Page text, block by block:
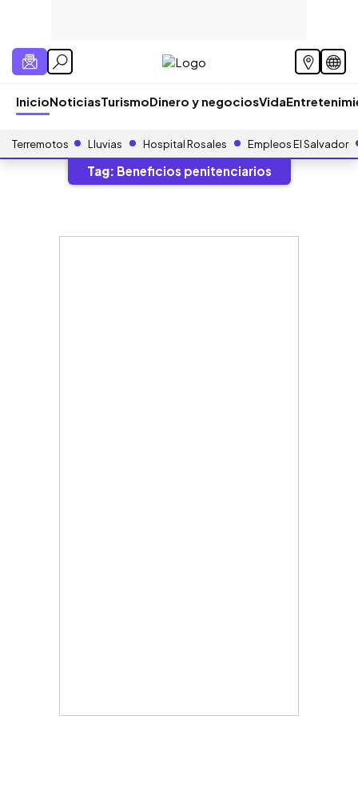
InicioNoticiasTurismoDinero y negociosVida
Terremotos Lluvias Hospital Rosales Empleos El Salvador
Tag: Beneficios penitenciarios